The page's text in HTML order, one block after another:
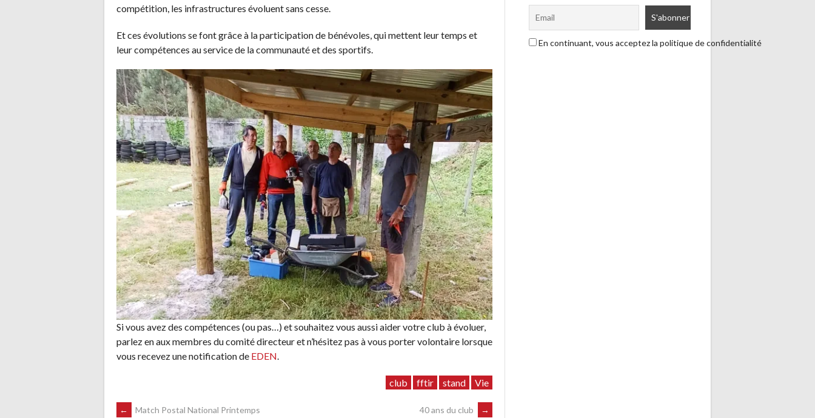
compétition, les infrastructures évoluent sans cesse.
Et ces évolutions se font grâce à la participation de bénévoles, qui mettent leur temps et
leur compétences au service de la communauté et des sportifs.
Si vous avez des compétences (ou pas…) et souhaitez vous aussi aider votre club à évoluer,
parlez en aux membres du comité directeur et n’hésitez pas à vous porter volontaire lorsque
vous recevez une notification de EDEN.
club fftir stand Vie
← Match Postal National Printemps 40 ans du club →
En continuant, vous acceptez la politique de confidentialité